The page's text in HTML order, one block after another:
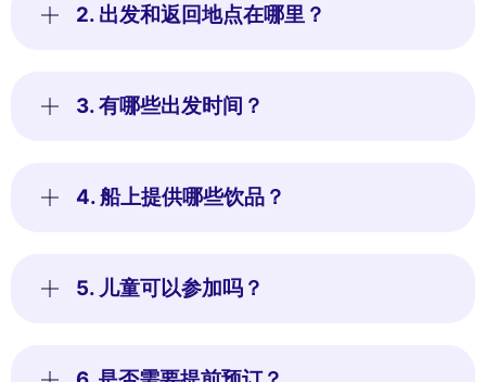
2. 出发和返回地点在哪里？
3. 有哪些出发时间？
4. 船上提供哪些饮品？
5. 儿童可以参加吗？